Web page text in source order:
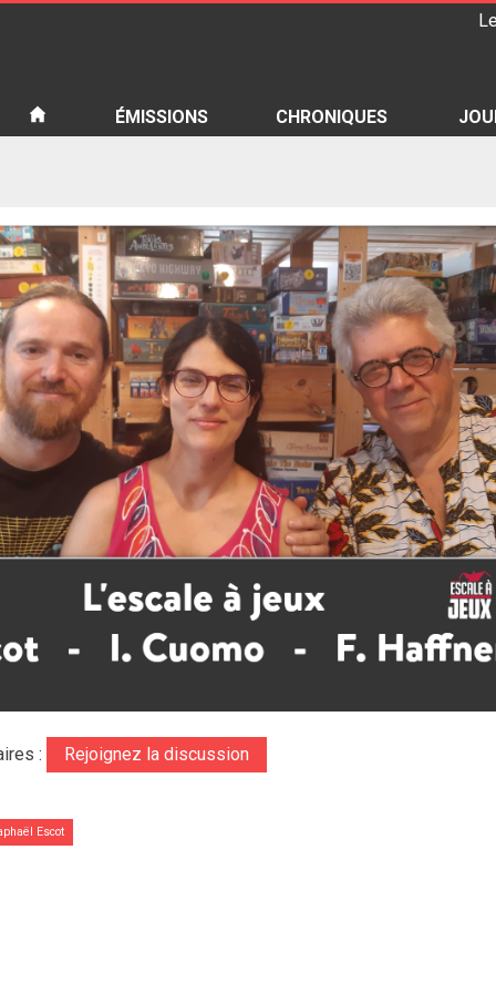
ÉMISSIONS CHRONIQUES
: Rejoignez la discussion
Escot